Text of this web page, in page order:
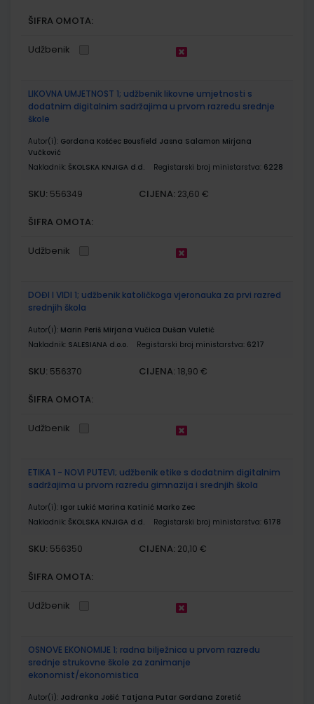
ŠIFRA OMOTA:
Udžbenik
LIKOVNA UMJETNOST 1; udžbenik likovne umjetnosti s
dodatnim digitalnim sadržajima u prvom razredu srednje
škole
Autor(i): Gordana Košćec Bousfield Jasna Salamon Mirjana
Vučković
Nakladnik: ŠKOLSKA KNJIGA d.d. Registarski broj ministarstva: 6228
SKU: 556349 CIJENA: 23,60 €
ŠIFRA OMOTA:
Udžbenik
DOĐI I VIDI 1; udžbenik katoličkoga vjeronauka za prvi razred
srednjih škola
Autor(i): Marin Periš Mirjana Vučica Dušan Vuletić
Nakladnik: SALESIANA d.o.o. Registarski broj ministarstva: 6217
SKU: 556370 CIJENA: 18,90 €
ŠIFRA OMOTA:
Udžbenik
ETIKA 1 - NOVI PUTEVI; udžbenik etike s dodatnim digitalnim
sadržajima u prvom razredu gimnazija i srednjih škola
Autor(i): Igor Lukić Marina Katinić Marko Zec
Nakladnik: ŠKOLSKA KNJIGA d.d. Registarski broj ministarstva: 6178
SKU: 556350 CIJENA: 20,10 €
ŠIFRA OMOTA:
Udžbenik
OSNOVE EKONOMIJE 1; radna bilježnica u prvom razredu
srednje strukovne škole za zanimanje
ekonomist/ekonomistica
Autor(i): Jadranka Jošić Tatjana Putar Gordana Zoretić